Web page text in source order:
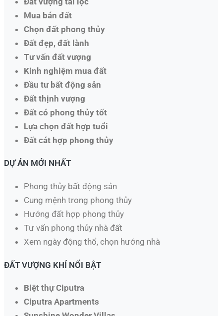
Mua bán đất
Chọn đất phong thủy
Đất đẹp, đất lành
Tư vấn đất vượng
Kinh nghiệm mua đất
Đầu tư bất động sản
Đất thịnh vượng
Đất có phong thủy tốt
Lựa chọn đất hợp tuổi
Đất cát hợp phong thủy
DỰ ÁN MỚI NHẤT
Phong thủy bất động sản
Cung mệnh trong phong thủy
Hướng đất hợp phong thủy
Tư vấn phong thủy nhà đất
Xem ngày động thổ, chọn hướng nhà​
ĐẤT VƯỢNG KHÍ NỔI BẬT
Biệt thự Ciputra
Ciputra Apartments